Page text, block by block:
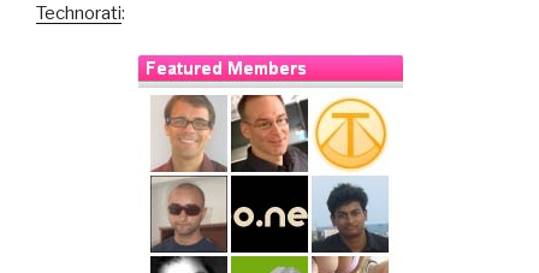
Technorati: